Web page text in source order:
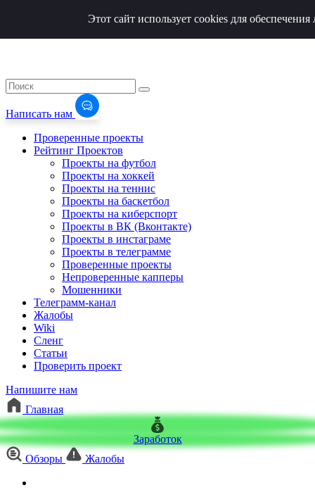
Написать нам
Проверенные проекты
Рейтинг Проектов
Проекты на футбол
Проекты на хоккей
Проекты на теннис
Проекты на баскетбол
Проекты на киберспорт
Проекты в ВК (Вконтакте)
Проекты в инстаграме
Проекты в телеграмме
Проверенные проекты
Непроверенные капперы
Мошенники
Телеграмм-канал
Жалобы
Wiki
Сленг
Статьи
Проверить проект
Напишите нам
Главная
Заработок
Обзоры
Жалобы
Этот сайт использует cookies для